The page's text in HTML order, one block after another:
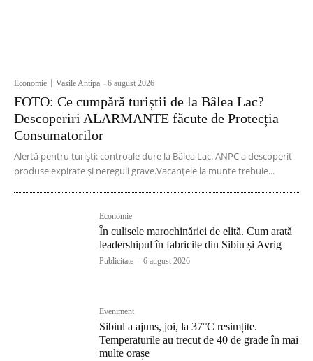
Economie Vasile Antipa -6 august 2026
FOTO: Ce cumpără turiștii de la Bâlea Lac?
Descoperiri ALARMANTE făcute de Protecția
Consumatorilor
Alertă pentru turiști: controale dure la Bâlea Lac. ANPC a descoperit
produse expirate și nereguli grave.Vacanțele la munte trebuie...
Economie
În culisele marochinăriei de elită. Cum arată
leadershipul în fabricile din Sibiu și Avrig
Publicitate - 6 august 2026
Eveniment
Sibiul a ajuns, joi, la 37°C resimțite.
Temperaturile au trecut de 40 de grade în mai
multe orașe